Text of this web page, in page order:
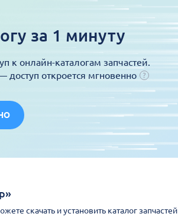
за 1 минуту
к онлайн-каталогам запчастей.
доступ откроется мгновенно
скачать и установить каталог запчастей